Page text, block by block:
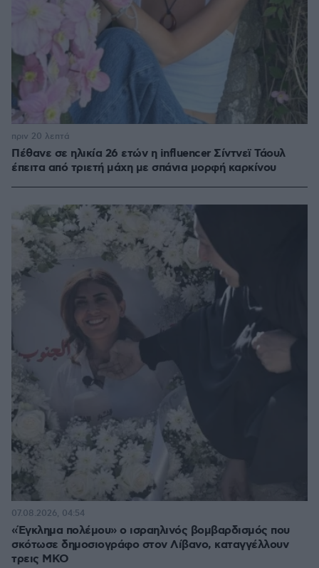
Πέθανε σε ηλικία 26 ετών η influencer Σίντνεϊ Τάουλ
έπειτα από τριετή μάχη με σπάνια μορφή καρκίνου
πριν 20 λεπτά
«Έγκλημα πολέμου» ο ισραηλινός βομβαρδισμός που
σκότωσε δημοσιογράφο στον Λίβανο, καταγγέλλουν
τρεις ΜΚΟ
07.08.2026, 04:54